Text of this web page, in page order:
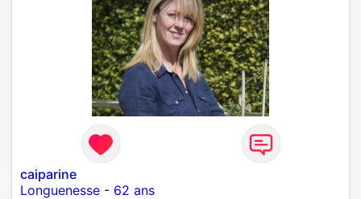
caiparine
Longuenesse - 62 ans